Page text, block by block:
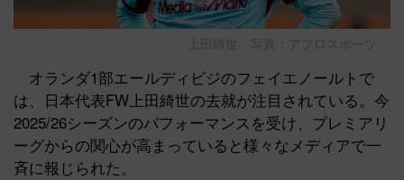
上田綺世 写真：アフロスポーツ
オランダ1部エールディビジのフェイエノールトで
は、日本代表FW上田綺世の去就が注目されている。今
2025/26シーズンのパフォーマンスを受け、プレミアリ
ーグからの関心が高まっていると様々なメディアで一
斉に報じられた。